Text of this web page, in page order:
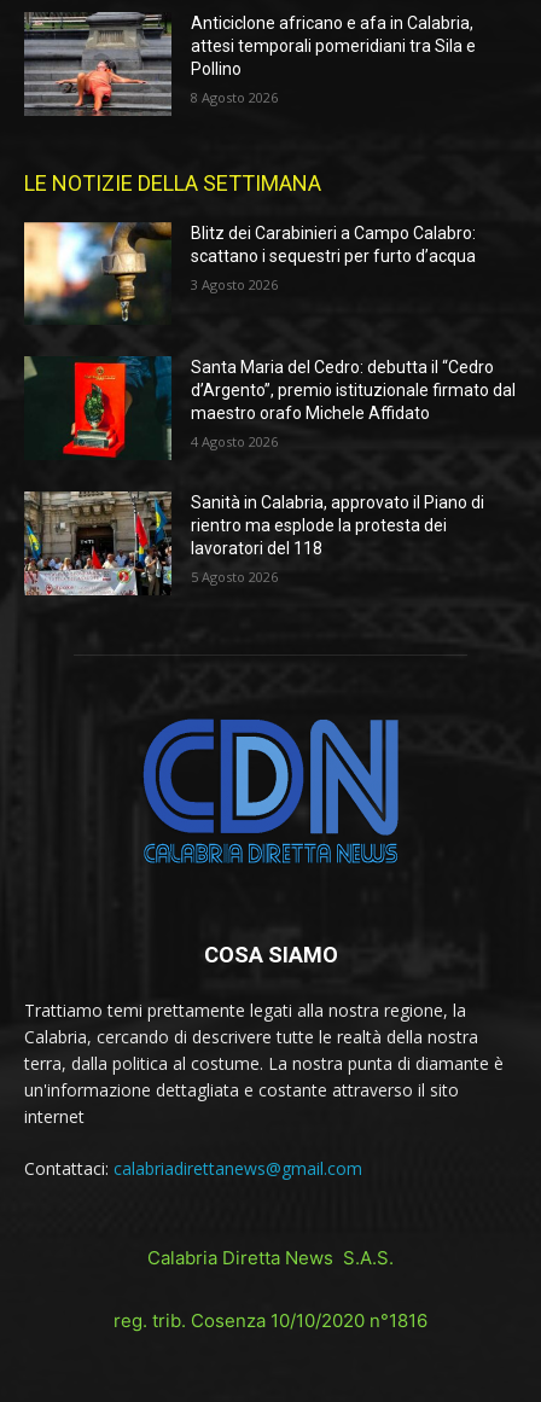
Anticiclone africano e afa in Calabria,
attesi temporali pomeridiani tra Sila e
Pollino
8 Agosto 2026
LE NOTIZIE DELLA SETTIMANA
Blitz dei Carabinieri a Campo Calabro:
scattano i sequestri per furto d’acqua
3 Agosto 2026
Santa Maria del Cedro: debutta il “Cedro
d’Argento”, premio istituzionale firmato dal
maestro orafo Michele Affidato
4 Agosto 2026
Sanità in Calabria, approvato il Piano di
rientro ma esplode la protesta dei
lavoratori del 118
5 Agosto 2026
COSA SIAMO
Trattiamo temi prettamente legati alla nostra regione, la
Calabria, cercando di descrivere tutte le realtà della nostra
terra, dalla politica al costume. La nostra punta di diamante è
un'informazione dettagliata e costante attraverso il sito
internet
Contattaci: calabriadirettanews@gmail.com
Calabria Diretta News S.A.S.
reg. trib. Cosenza 10/10/2020 n°1816